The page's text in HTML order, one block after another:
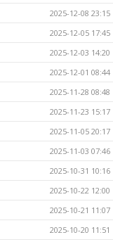
2025-12-08 23:15
2025-12-05 17:45
2025-12-03 14:20
2025-12-01 08:44
2025-11-28 08:48
2025-11-23 15:17
2025-11-05 20:17
2025-11-03 07:46
2025-10-31 10:16
2025-10-22 12:00
2025-10-21 11:07
2025-10-20 11:51